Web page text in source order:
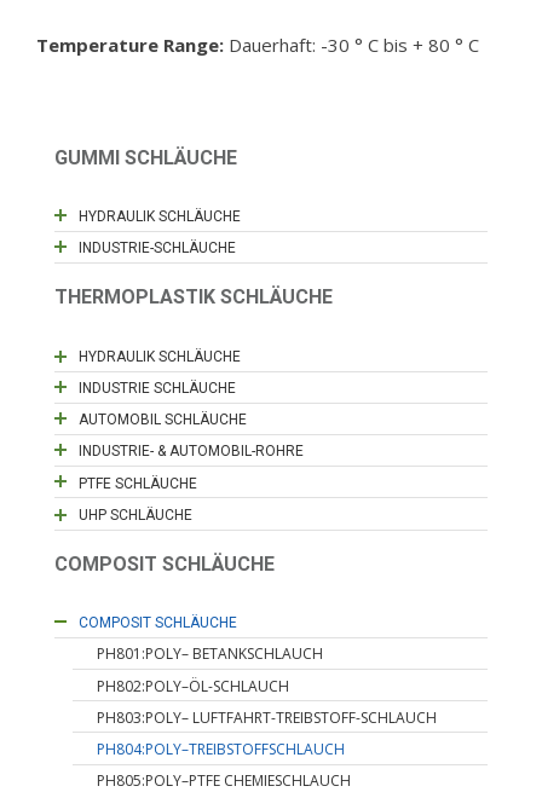
Temperature Range: Dauerhaft: -30 ° C bis + 80 ° C
GUMMI SCHLÄUCHE
HYDRAULIK SCHLÄUCHE
INDUSTRIE-SCHLÄUCHE
THERMOPLASTIK SCHLÄUCHE
HYDRAULIK SCHLÄUCHE
INDUSTRIE SCHLÄUCHE
AUTOMOBIL SCHLÄUCHE
INDUSTRIE- & AUTOMOBIL-ROHRE
PTFE SCHLÄUCHE
UHP SCHLÄUCHE
COMPOSIT SCHLÄUCHE
COMPOSIT SCHLÄUCHE
PH801:POLY– BETANKSCHLAUCH
PH802:POLY–ÖL-SCHLAUCH
PH803:POLY– LUFTFAHRT-TREIBSTOFF-SCHLAUCH
PH804:POLY–TREIBSTOFFSCHLAUCH
PH805:POLY–PTFE CHEMIESCHLAUCH